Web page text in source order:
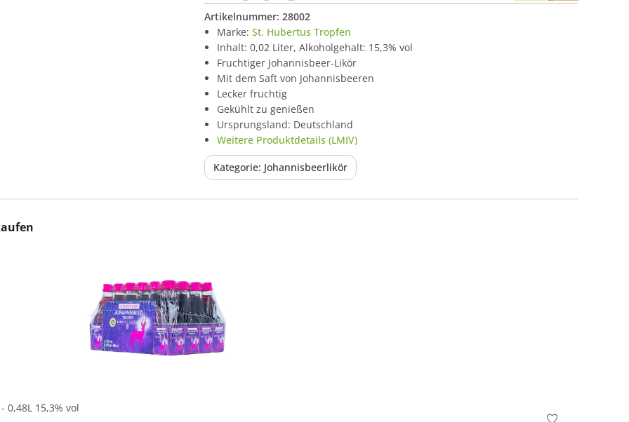
Artikelnummer: 28002
Marke: St. Hubertus Tropfen
Inhalt: 0,02 Liter, Alkoholgehalt: 15,3% vol
Fruchtiger Johannisbeer-Likör
Mit dem Saft von Johannisbeeren
Lecker fruchtig
Gekühlt zu genießen
Ursprungsland: Deutschland
Weitere Produktdetails (LMIV)
Kategorie: Johannisbeerlikör
0,48L 15,3% vol